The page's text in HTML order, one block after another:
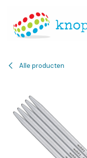
Alle producten